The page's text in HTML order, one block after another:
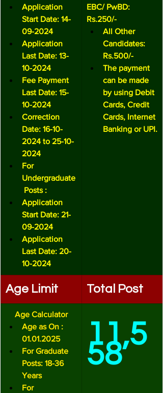
Application
Start Date: 14-
09-2024
Application
Last Date: 13-
10-2024
Fee Payment
Last Date: 15-
10-2024
Correction
Date: 16-10-
2024 to 25-10-
2024
For
Undergraduate
Posts :
Application
Start Date: 21-
09-2024
Application
Last Date: 20-
10-2024
EBC/ PwBD:
Rs.250/-
All Other
Candidates:
Rs.500/-
The payment
can be made
by using Debit
Cards, Credit
Cards, Internet
Banking or UPI.
Age Limit Total Post
Age Calculator
Age as On :
01.01.2025
For Graduate
Posts: 18-36
Years
For
11,5
58